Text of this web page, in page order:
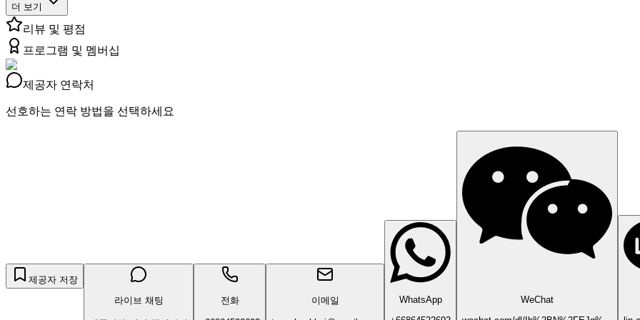
더 보기
리뷰 및 평점
프로그램 및 멤버십
제공자 연락처
선호하는 연락 방법을 선택하세요
제공자 저장
라이브 채팅
전화 이메일
WhatsApp
WeChat